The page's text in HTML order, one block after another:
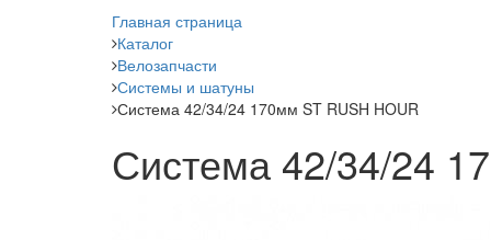
Главная страница
Каталог
Велозапчасти
Системы и шатуны
Система 42/34/24 170мм ST RUSH HOUR
Система 42/34/24